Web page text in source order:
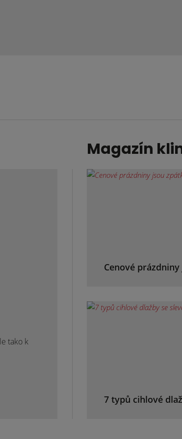
tako k
Magazín
Cenové
7 typů cihlové